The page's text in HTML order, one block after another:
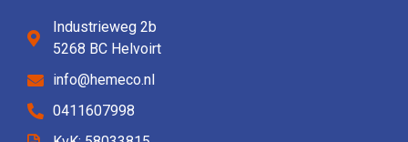
Industrieweg 2b
5268 BC Helvoirt
info@hemeco.nl
0411607998